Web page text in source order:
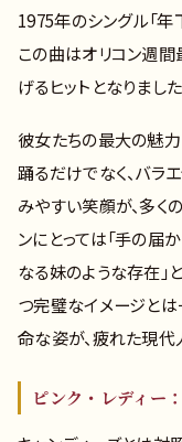
1975年のシングル「年
この曲はオリコン週
げるヒットとなりました
彼女たちの最大の魅力
踊るだけでなく、バラ
みやすい笑顔が、多く
ンにとっては「手の届
なる妹のような存在」
つ完璧なイメージと
命な姿が、疲れた現代
ピンク・レディー